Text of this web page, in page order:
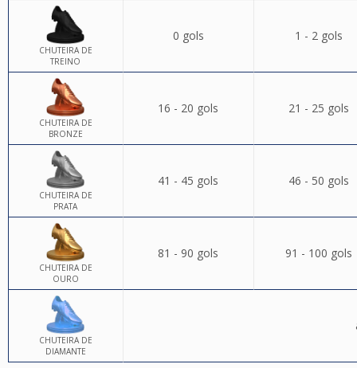
CHUTEIRA DE
TREINO
0 gols 1 - 2 gols
CHUTEIRA DE
BRONZE
16 - 20 gols 21 - 25 gols
CHUTEIRA DE
PRATA
41 - 45 gols 46 - 50 gols
CHUTEIRA DE
OURO
81 - 90 gols 91 - 100 gols
CHUTEIRA DE
DIAMANTE